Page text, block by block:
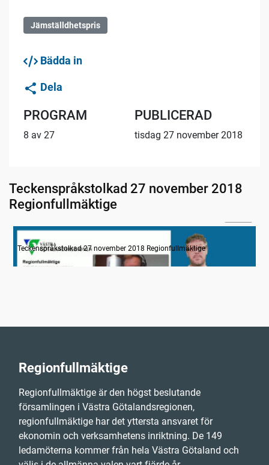
Jämställdhetspris
Bädda in
Dela
PROGRAM
8 av 27
PUBLICERAD
tisdag 27 november 2018
Teckenspråkstolkad 27 november 2018
Regionfullmäktige
Information
Teckenspråkstolkad 27 november 2018 Regionfullmäktige
Regionfullmäktige
Regionfullmäktige är den högst beslutande
församlingen i Västra Götalandsregionen,
regionfullmäktige har det yttersta ansvaret för
ekonomin och verksamhetens inriktning. De 149
ledamöterna kommer från hela Västra Götaland och